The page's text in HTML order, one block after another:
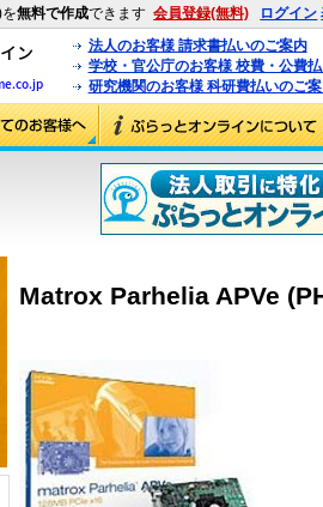
無料で作成できます 会員登録(無料) ログイン
法人のお客様 請求書払いのご案内
学校・官公庁のお客様 校費・公費
研究機関のお客様 科研費払いのご
Matrox Parhelia APVe